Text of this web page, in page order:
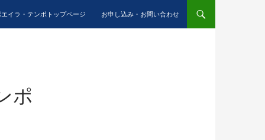
イラ・テンポトップページ お申し込み・お問い合わせ
ポ